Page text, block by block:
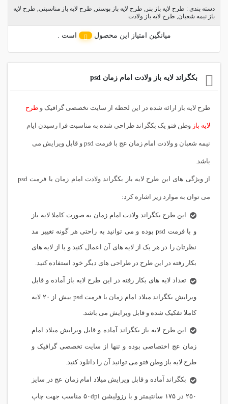
دسته بندی : طرح لایه باز بنر , طرح لایه باز پوستر , طرح لایه باز مناسبتی, طرح لایه
باز نیمه شعبان, طرح لایه باز ولادت
میانگین امتیاز این محصول است .
بکگراند لایه باز ولادت امام زمان psd
طرح لایه باز ارائه شده در این لحظه از سایت تخصصی گرافیک و طرح
لایه باز وطن فتو یک بکگراند طراحی شده به مناسبت فرا رسیدن ایام
نیمه شعبان و ولادت امام زمان عج با فرمت psd و قابل ویرایش می
باشد.
از ویژگی های این طرح لایه باز بکگراند ولادت امام زمان با فرمت psd
می توان به موارد زیر اشاره کرد:
این طرح بکگراند ولادت امام زمان به صورت کاملا لایه باز
و با فرمت psd بوده و می توانید به راحتی هر گونه تغییر مد
نظرتان را در هر یک از لایه های آن اعمال کنید و یا از لایه های
بکار رفته در این طرح در طراحی های دیگر خود استفاده کنید.
تعداد لایه های بکار رفته در این طرح لایه باز آماده و قابل
ویرایش بکگراند میلاد امام زمان با فرمت psd بیش از ۲۰ لایه
کاملا تفکیک شده و قابل ویرایش می باشد.
این طرح لایه باز بکگراند آماده و قابل ویرایش میلاد امام
زمان عج اختصاصی بوده و تنها از سایت تخصصی گرافیک و
طرح لایه باز وطن فتو می توانید آن را دانلود کنید.
بکگراند آماده و قابل ویرایش میلاد امام زمان عج در سایز
۲۵۰ در ۱۷۵ سانتیمتر و با رزولیشن ۵۰dpi مناسب جهت چاپ